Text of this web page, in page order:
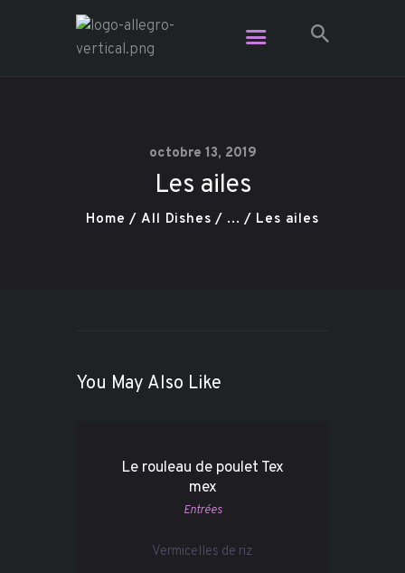
octobre 13, 2019
Les ailes
Home All Dishes ... Les ailes
Plats pour emporter
You May Also Like
Le rouleau de poulet Tex
mex
Entrées
Vermicelles de riz